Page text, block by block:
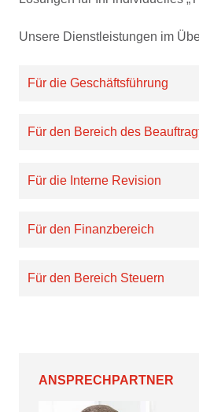
Unsere Dienstleistungen im
Für die Geschäftsführung
Für den Bereich des
Für die Interne Revision
Für den Finanzbereich
Für den Bereich Steuern
ANSPRECHPARTNER